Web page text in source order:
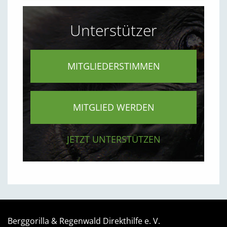
Unterstützer
MITGLIEDERSTIMMEN
MITGLIED WERDEN
JETZT UNTERSTÜTZEN
Berggorilla & Regenwald Direkthilfe e. V.